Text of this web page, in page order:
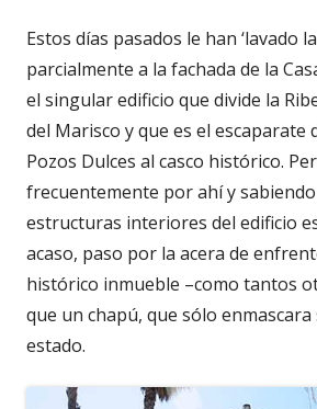
Estos días pasados le han ‘lavado la
parcialmente a la fachada de la
el singular edificio que divide la
del Marisco y que es el escaparate
Pozos Dulces al casco histórico.
frecuentemente por ahí y
estructuras interiores del edificio
acaso, paso por la acera de
histórico inmueble –como tantos
que un chapú, que sólo
estado.